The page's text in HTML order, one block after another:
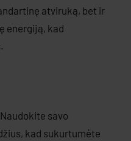
atviruką, bet ir
energiją, kad
Naudokite savo
kad sukurtumėte